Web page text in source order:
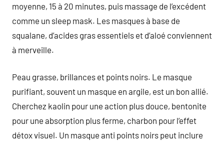
moyenne, 15 à 20 minutes, puis massage de l’excédent
comme un sleep mask. Les masques à base de
squalane, d’acides gras essentiels et d’aloé conviennent
à merveille.
Peau grasse, brillances et points noirs. Le masque
purifiant, souvent un masque en argile, est un bon allié.
Cherchez kaolin pour une action plus douce, bentonite
pour une absorption plus ferme, charbon pour l’effet
détox visuel. Un masque anti points noirs peut inclure